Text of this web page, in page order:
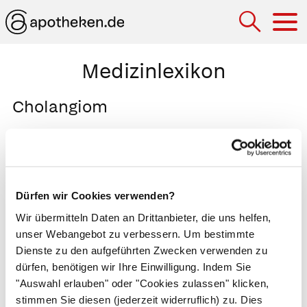
Dürfen wir Cookies verwenden?
Wir übermitteln Daten an Drittanbieter, die uns helfen,
unser Webangebot zu verbessern. Um bestimmte
Dienste zu den aufgeführten Zwecken verwenden zu
dürfen, benötigen wir Ihre Einwilligung. Indem Sie
"Auswahl erlauben" oder "Cookies zulassen" klicken,
stimmen Sie diesen (jederzeit widerruflich) zu. Dies
Medizinlexikon
Cholangiom
Ein
gutartiges Cholangiom
verursacht kaum Beschwerden. Erst spät
treten Gallenabflussstörungen, seltener
Gelbsucht(Ikterus) auf.
Einbösartiges Cholangiom